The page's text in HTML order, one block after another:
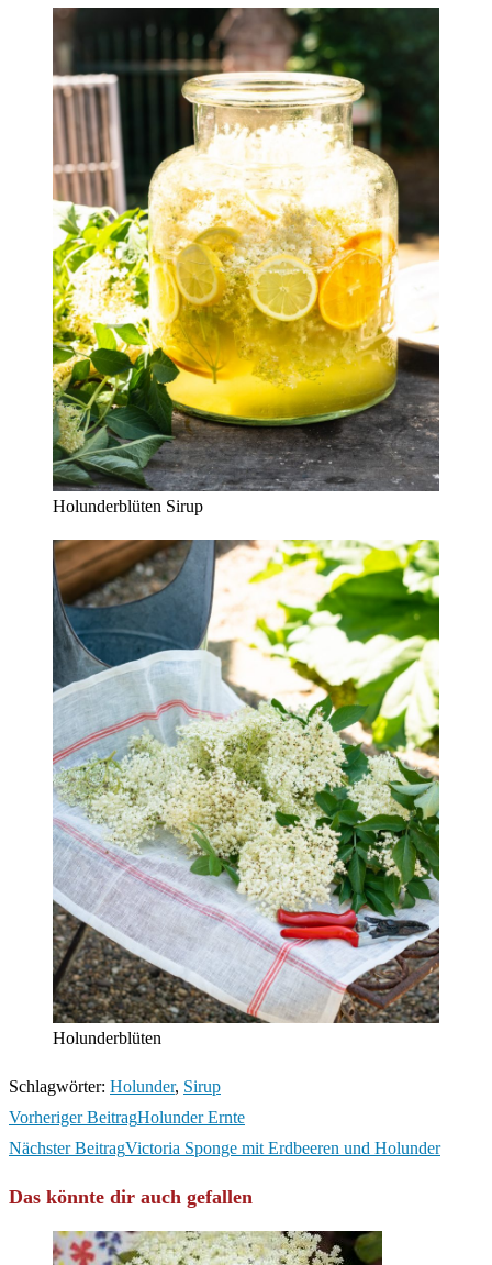
Holunderblüten Sirup
Holunderblüten
Schlagwörter: Holunder, Sirup
Weitere
Artikel
Vorheriger BeitragHolunder Ernte
Nächster BeitragVictoria Sponge mit Erdbeeren und Holunder
Das könnte dir auch gefallen